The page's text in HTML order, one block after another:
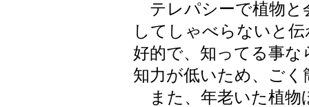
テレパシーで植物と
してしゃべらないと
好的で、知ってる事
知力が低いため、ご
また、年老いた植物